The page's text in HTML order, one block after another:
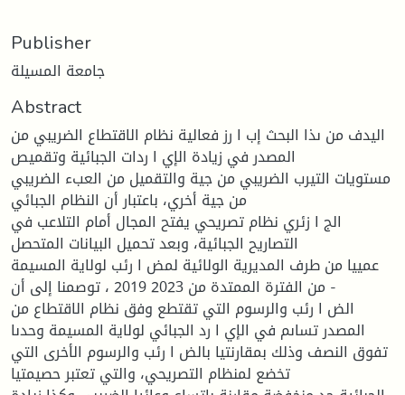
Publisher
جامعة المسيلة
Abstract
اليدف من ىذا البحث إب ا رز فعالية نظام الاقتطاع الضريبي من
المصدر في زيادة الإي ا ردات الجبائية وتقميص
مستويات التيرب الضريبي من جية والتقميل من العبء الضريبي
من جية أخري، باعتبار أن النظام الجبائي
الج ا زئري نظام تصريحي يفتح المجال أمام التلاعب في
التصاريح الجبائية، وبعد تحميل البيانات المتحصل
عمييا من طرف المديرية الولائية لمض ا رئب لولاية المسيمة
من الفترة الممتدة من 2023 2019 ، توصمنا إلى أن -
الض ا رئب والرسوم التي تقتطع وفق نظام الاقتطاع من
المصدر تساىم في الإي ا رد الجبائي لولاية المسيمة وحدىا
تفوق النصف وذلك بمقارنتيا بالض ا رئب والرسوم الأخرى التي
تخضع لمنظام التصريحي، والتي تعتبر حصيمتيا